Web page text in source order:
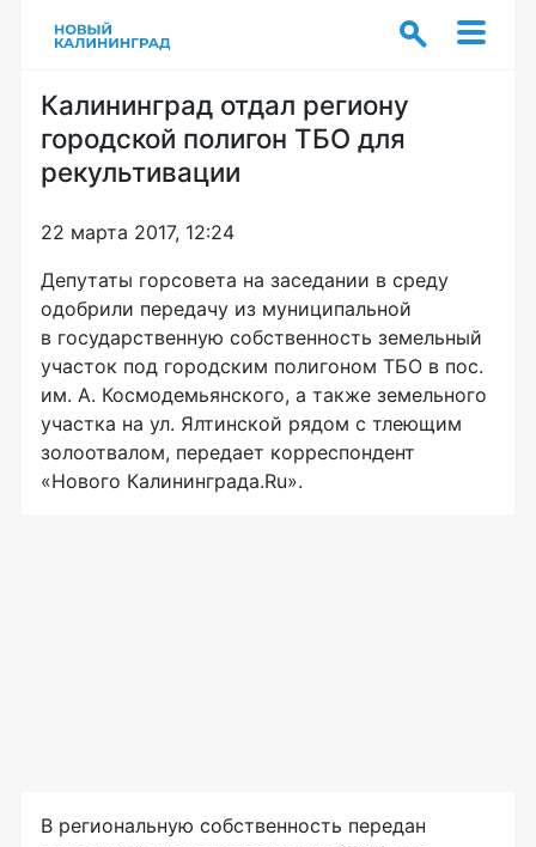
Калининград отдал региону
городской полигон ТБО для
рекультивации
22 марта 2017, 12:24
Депутаты горсовета на заседании в среду
одобрили передачу из муниципальной
в государственную собственность земельный
участок под городским полигоном ТБО в пос.
им. А. Космодемьянского, а также земельного
участка на ул. Ялтинской рядом с тлеющим
золоотвалом, передает корреспондент
«Нового Калининграда.Ru».
В региональную собственность передан